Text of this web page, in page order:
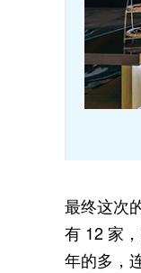
最终这次
有 12 家
年的多，